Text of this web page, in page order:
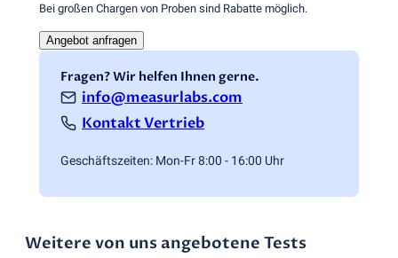
Bei großen Chargen von Proben sind Rabatte möglich.
Angebot anfragen
Fragen? Wir helfen Ihnen gerne.
info@measurlabs.com
Kontakt Vertrieb
Geschäftszeiten: Mon-Fr 8:00 - 16:00 Uhr
Weitere von uns angebotene Tests